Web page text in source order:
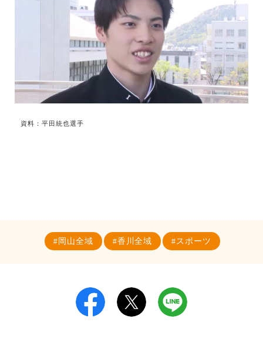
資料：平田統也選手
岡山全域 香川全域 スポーツ